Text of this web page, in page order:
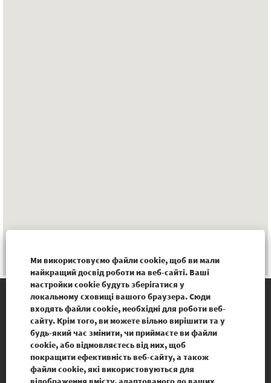
Ми використовуємо файли cookie, щоб ви мали
найкращий досвід роботи на веб-сайті. Ваші
настройки cookie будуть зберігатися у
локальному сховищі вашого браузера. Сюди
входять файли cookie, необхідні для роботи веб-
сайту. Крім того, ви можете вільно вирішити та у
будь-який час змінити, чи приймаєте ви файли
cookie, або відмовляєтесь від них, щоб
покращити ефективність веб-сайту, а також
файли cookie, які використовуються для
Наш сайт
Правове повідомлення
Політика захисту персональних даних